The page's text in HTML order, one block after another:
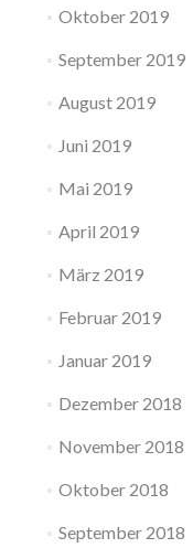
Oktober 2019
September 2019
August 2019
Juni 2019
Mai 2019
April 2019
März 2019
Februar 2019
Januar 2019
Dezember 2018
November 2018
Oktober 2018
September 2018